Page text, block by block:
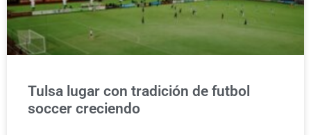
Tulsa lugar con tradición de futbol
soccer creciendo